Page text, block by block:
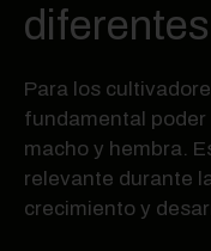
Para los
fundamental
macho y hembra.
relevante durante
crecimiento y